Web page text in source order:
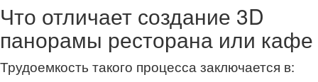
Что отличает создание 3D
панорамы ресторана или кафе
Трудоемкость такого процесса заключается в: